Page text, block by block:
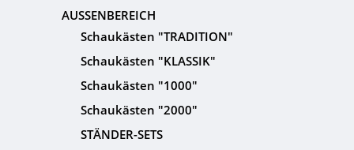
AUSSENBEREICH
Schaukästen "TRADITION"
Schaukästen "KLASSIK"
Schaukästen "1000"
Schaukästen "2000"
STÄNDER-SETS